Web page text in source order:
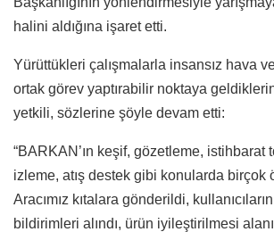
halini aldığına işaret etti.
Yürüttükleri çalışmalarla insansız hava
ortak görev yaptırabilir noktaya
yetkili, sözlerine şöyle devam etti:
“BARKAN’ın keşif, gözetleme, istihbarat
izleme, atış destek gibi konularda birçok
Aracımız kıtalara gönderildi,
bildirimleri alındı, ürün iyileştirilmesi